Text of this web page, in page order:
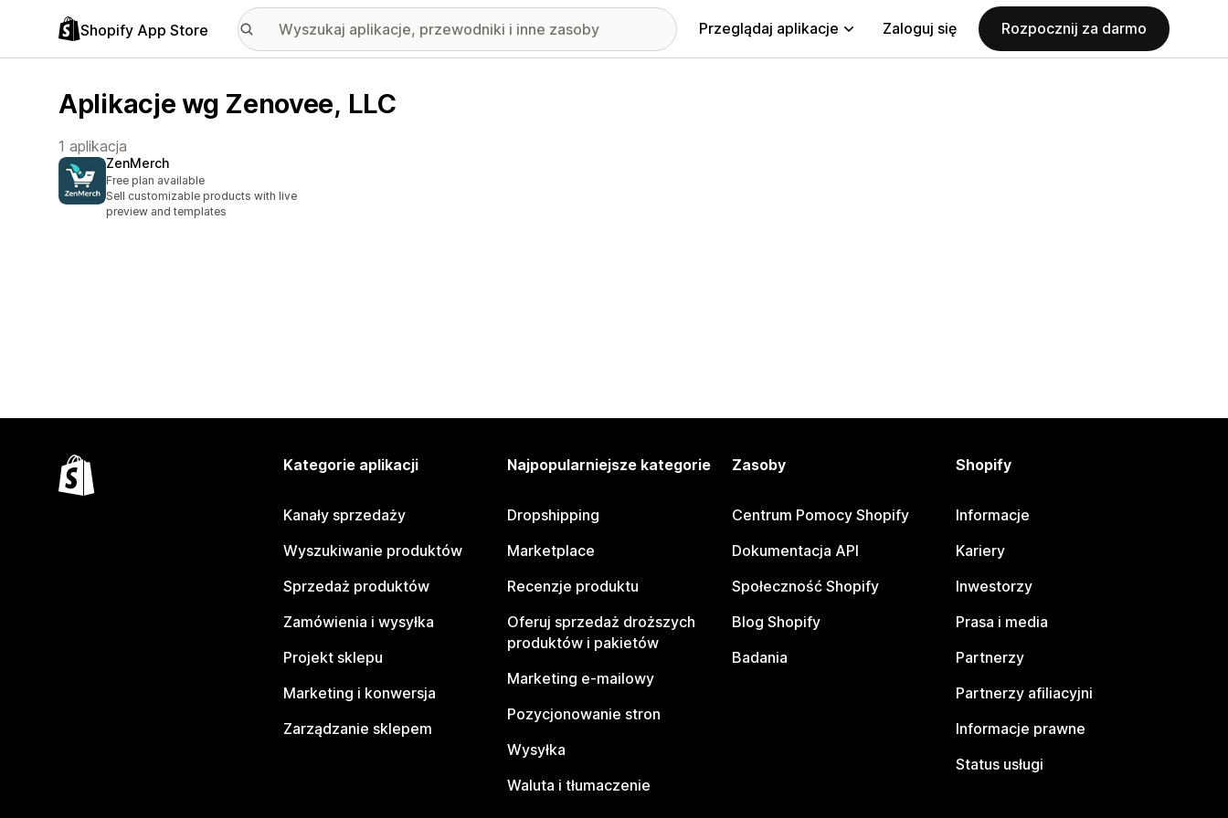
Shopify App Store Przeglądaj aplikacje Zaloguj się Rozpocznij za darmo
Aplikacje wg Zenovee, LLC
1 aplikacja
ZenMerch
Free plan available
Sell customizable products with live
preview and templates
Kategorie aplikacji
Kanały sprzedaży
Wyszukiwanie produktów
Sprzedaż produktów
Zamówienia i wysyłka
Projekt sklepu
Marketing i konwersja
Zarządzanie sklepem
Najpopularniejsze kategorie
Dropshipping
Marketplace
Recenzje produktu
Oferuj sprzedaż droższych
produktów i pakietów
Marketing e-mailowy
Pozycjonowanie stron
Wysyłka
Waluta i tłumaczenie
Zasoby
Centrum Pomocy Shopify
Dokumentacja API
Społeczność Shopify
Blog Shopify
Badania
Shopify
Informacje
Kariery
Inwestorzy
Prasa i media
Partnerzy
Partnerzy afiliacyjni
Informacje prawne
Status usługi